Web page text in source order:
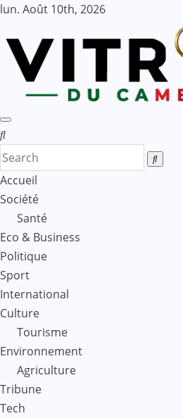
Skip
content
lun. Août 10th, 2026
Accueil
Société
Santé
Eco & Business
Politique
Sport
International
Culture
Tourisme
Environnement
Agriculture
Tribune
Tech